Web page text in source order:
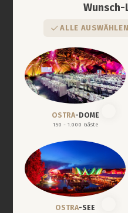
ALLE
OSTRA-DOME
150 - 1.000 Gäste
OSTRA-SEE